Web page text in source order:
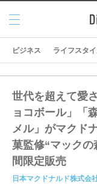
メニ
ュー
ビジネス ライフスタ
世代を超えて愛
ョコボール」「
メル」がマクド
菓監修“マック
間限定販売
日本マクドナルド株式会